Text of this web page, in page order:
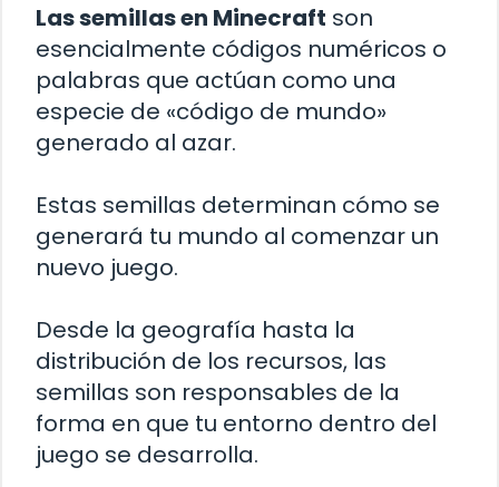
Las semillas en Minecraft son
esencialmente códigos numéricos o
palabras que actúan como una
especie de «código de mundo»
generado al azar.
Estas semillas determinan cómo se
generará tu mundo al comenzar un
nuevo juego.
Desde la geografía hasta la
distribución de los recursos, las
semillas son responsables de la
forma en que tu entorno dentro del
juego se desarrolla.